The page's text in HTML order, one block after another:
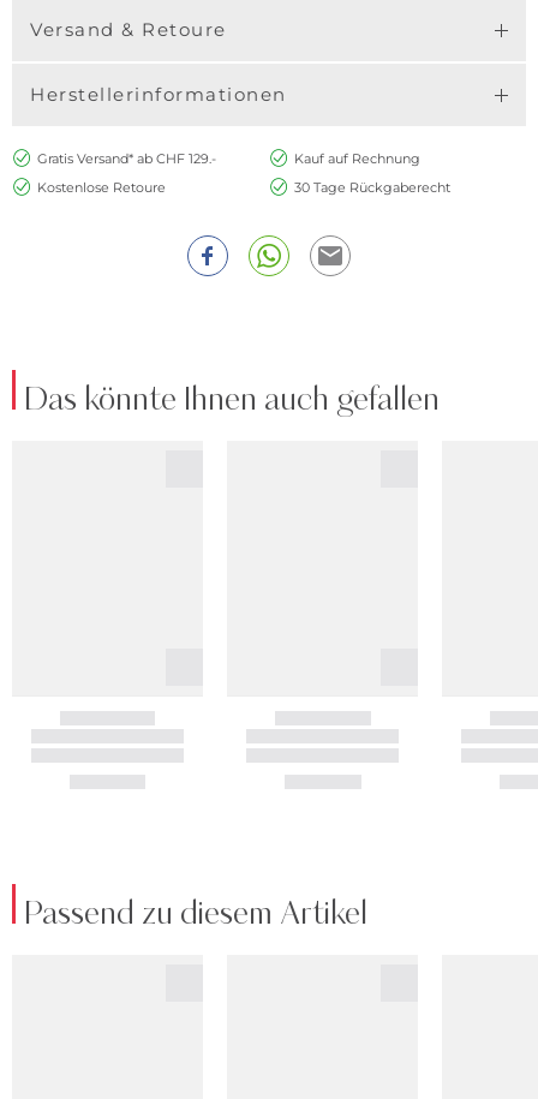
Versand & Retoure
Herstellerinformationen
Gratis Versand* ab CHF 129.-
Kauf auf Rechnung
Kostenlose Retoure
30 Tage Rückgaberecht
Das könnte Ihnen auch gefallen
Passend zu diesem Artikel